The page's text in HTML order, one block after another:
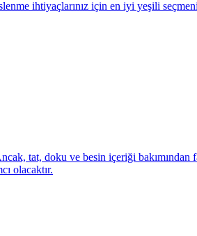
ihtiyaçlarınız için en iyi yeşili
tat, doku ve besin içeriği
olacaktır.